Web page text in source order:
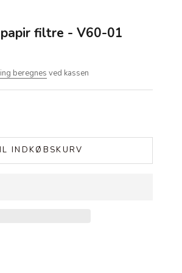
filtre - V60-01
beregnes ved kassen
INDKØBSKURV